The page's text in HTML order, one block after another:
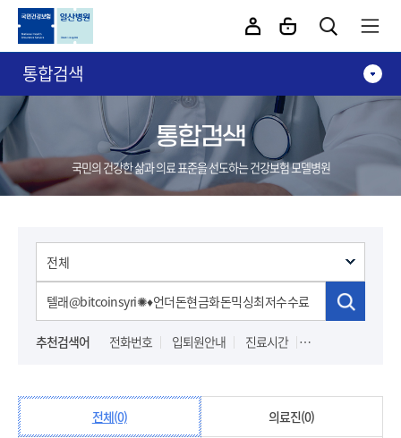
통합검색
통합검색
국민의 건강한 삶과 의료 표준을 선도하는 건강보험 모델병원
추천검색어 전화번호 입퇴원안내 진료시간
전체(0) 의료진(0)